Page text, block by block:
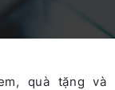
quà tặng và